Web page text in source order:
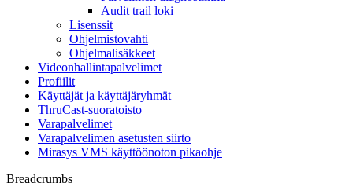
Audit trail loki
Lisenssit
Ohjelmistovahti
Ohjelmalisäkkeet
Videonhallintapalvelimet
Profiilit
Käyttäjät ja käyttäjäryhmät
ThruCast-suoratoisto
Varapalvelimet
Varapalvelimen asetusten siirto
Mirasys VMS käyttöönoton pikaohje
Breadcrumbs